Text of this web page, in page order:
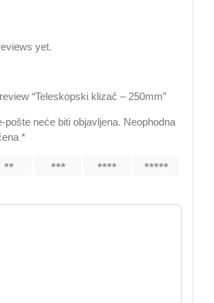
yet.
“Teleskopski klizač – 250mm”
pošte neće biti objavljena. Neophodna
*